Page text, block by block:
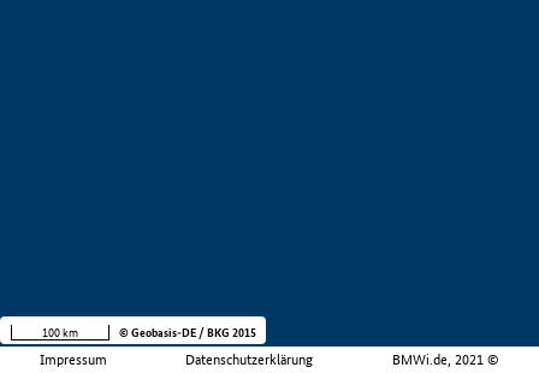
Impressum Datenschutzerklärung BMWi.de, 2021 ©
100 km © Geobasis-DE / BKG 2015